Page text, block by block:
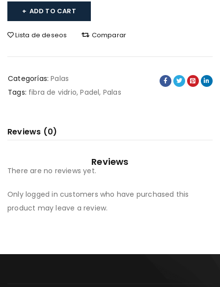
ADD TO CART
Lista de deseos Comparar
Categorías: Palas
Tags: fibra de vidrio,Padel, Palas
Reviews (0)
Reviews
There are no reviews yet.
Only logged in customers who have purchased this
product may leave a review.